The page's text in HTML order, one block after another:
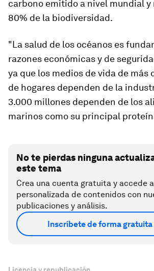
carbono emitido a nivel mundial
80% de la biodiversidad.
"La salud de los océanos es
razones económicas y de
ya que los medios de vida de más
de hogares dependen de la
3.000 millones dependen de los
marinos como su principal
No te pierdas ninguna
este tema
Crea una cuenta gratuita y accede
personalizada de contenidos con
publicaciones y análisis.
Inscríbete de forma gratuita